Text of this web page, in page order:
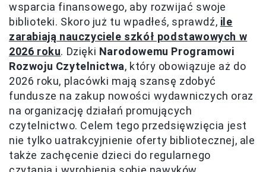
wsparcia finansowego, aby rozwijać swoje
biblioteki. Skoro już tu wpadłeś, sprawdź, ile
zarabiają nauczyciele szkół podstawowych w
2026 roku. Dzięki Narodowemu Programowi
Rozwoju Czytelnictwa, który obowiązuje aż do
2026 roku, placówki mają szansę zdobyć
fundusze na zakup nowości wydawniczych oraz
na organizację działań promujących
czytelnictwo. Celem tego przedsięwzięcia jest
nie tylko uatrakcyjnienie oferty bibliotecznej, ale
także zachęcenie dzieci do regularnego